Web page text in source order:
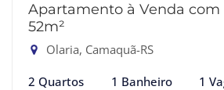
Apartamento à Venda com
52m²
Olaria, Camaquã-RS
2 Quartos 1 Banheiro 1